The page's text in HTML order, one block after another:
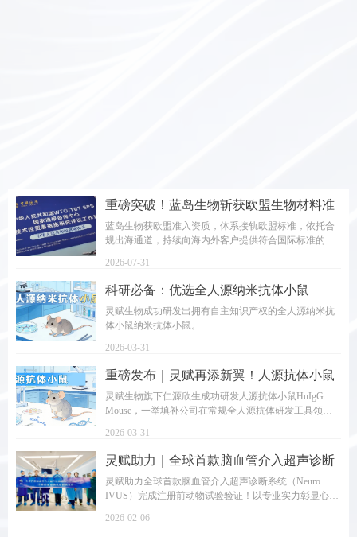
重磅突破！蓝岛生物斩获欧盟生物材料准
入资质，系广州首家动物源性生物材料欧
盟准入企业
蓝岛生物获欧盟准入资质，体系接轨欧盟标准，依托合
规出海通道，持续向海内外客户提供符合国际标准的非
2026-07-31
科研必备：优选全人源纳米抗体小鼠
HuNanoMouse助力高效科研！
灵赋生物成功研发出拥有自主知识产权的全人源纳米抗
体小鼠纳米抗体小鼠。
2026-03-31
重磅发布｜灵赋再添新翼！人源抗体小鼠
研发成功，构筑全维度抗体研发技术矩阵
灵赋生物旗下仁源欣生成功研发人源抗体小鼠HuIgG
Mouse，一举填补公司在常规全人源抗体研发工具领域
与常规抗体的「双赛道」全人源抗体研发技术矩阵。
2026-03-31
灵赋助力｜全球首款脑血管介入超声诊断
系统（Neuro IVUS）完成注册前动物试验
验证！以专业实力彰显心脑血管介入领域
服务硬功
灵赋助力全球首款脑血管介入超声诊断系统（Neuro
IVUS）完成注册前动物试验验证！以专业实力彰显心脑
2026-02-06